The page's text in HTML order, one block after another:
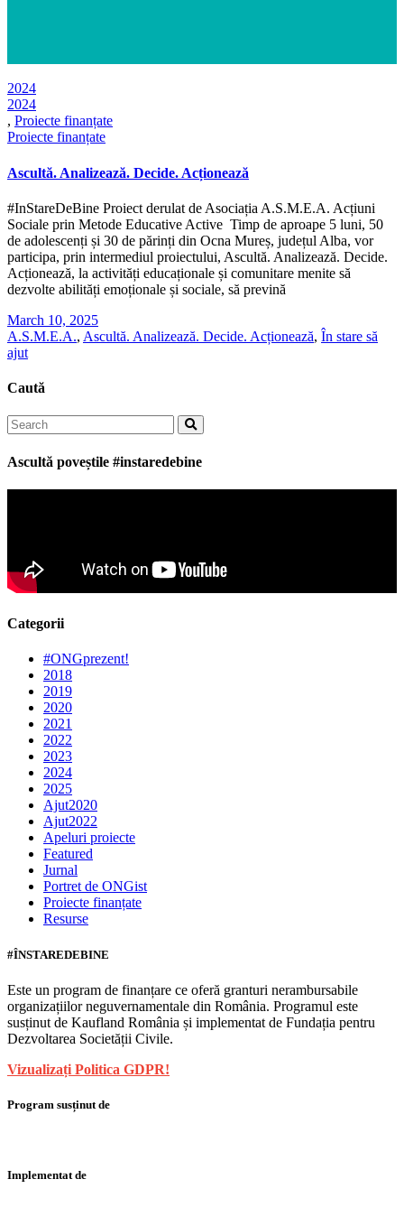
2024
2024
, Proiecte finanțate
Proiecte finanțate
Ascultă. Analizează. Decide. Acționează
#InStareDeBine Proiect derulat de Asociația A.S.M.E.A. Acțiuni
Sociale prin Metode Educative Active Timp de aproape 5 luni, 50
de adolescenți și 30 de părinți din Ocna Mureș, județul Alba, vor
participa, prin intermediul proiectului, Ascultă. Analizează. Decide.
Acționează, la activități educaționale și comunitare menite să
dezvolte abilități emoționale și sociale, să prevină
March 10, 2025
A.S.M.E.A., Ascultă. Analizează. Decide. Acționează, În stare să
ajut
Caută
Search
for:
Ascultă poveștile #instaredebine
Categorii
#ONGprezent!
2018
2019
2020
2021
2022
2023
2024
2025
Ajut2020
Ajut2022
Apeluri proiecte
Featured
Jurnal
Portret de ONGist
Proiecte finanțate
Resurse
#ÎNSTAREDEBINE
Este un program de finanțare ce oferă granturi nerambursabile
organizațiilor neguvernamentale din România. Programul este
susținut de Kaufland România și implementat de Fundația pentru
Dezvoltarea Societății Civile.
Vizualizați Politica GDPR!
Program susținut de
Implementat de